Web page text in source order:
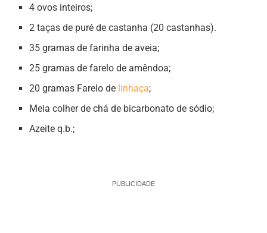
4 ovos inteiros;
2 taças de puré de castanha (20 castanhas).
35 gramas de farinha de aveia;
25 gramas de farelo de amêndoa;
20 gramas Farelo de linhaça;
Meia colher de chá de bicarbonato de sódio;
Azeite q.b.;
PUBLICIDADE